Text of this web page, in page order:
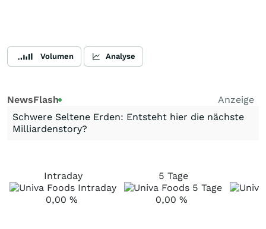
Volumen Analyse
NewsFlash
Anzeige
Schwere Seltene Erden: Entsteht hier die nächste
Milliardenstory?
Intraday
0,00 %
5 Tage
0,00 %